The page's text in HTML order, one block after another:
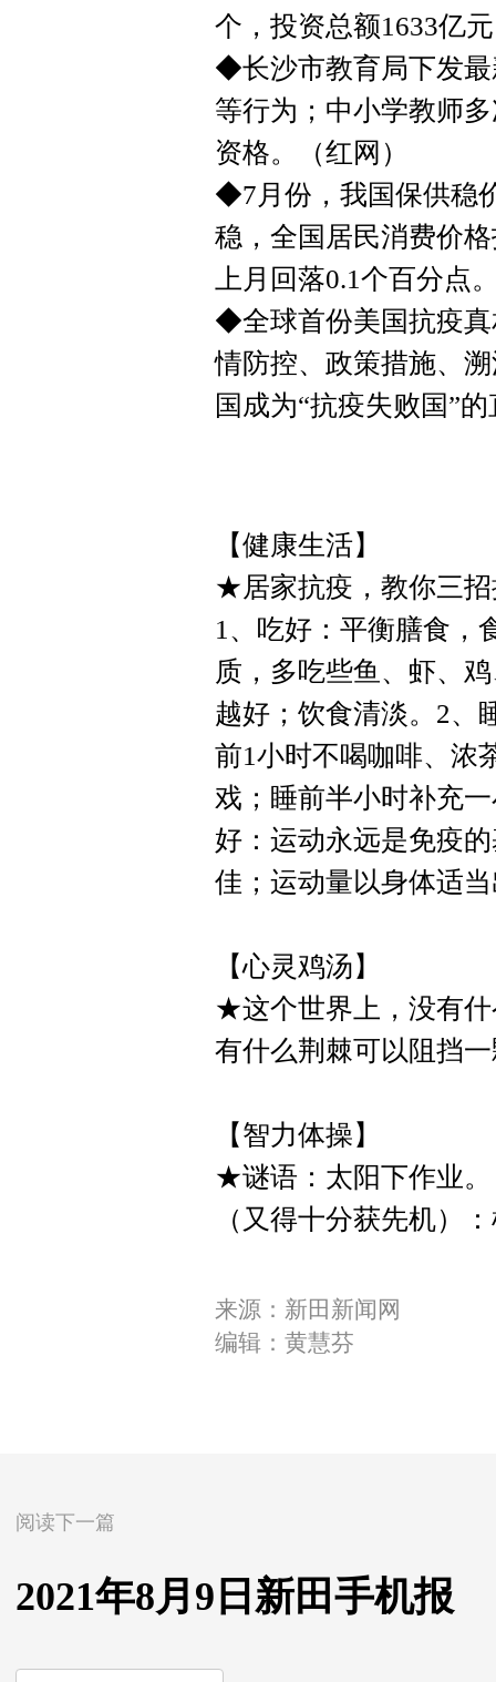
个，投资总额1633亿
◆长沙市教育局下发最
等行为；中小学教师
资格。（红网）
◆7月份，我国保供稳
稳，全国居民消费价
上月回落0.1个百分点
◆全球首份美国抗疫真
情防控、政策措施、
国成为“抗疫失败国”
【健康生活】
★居家抗疫，教你三
1、吃好：平衡膳食，
质，多吃些鱼、虾、
越好；饮食清淡。2、
前1小时不喝咖啡、浓
戏；睡前半小时补充
好：运动永远是免疫
佳；运动量以身体适
【心灵鸡汤】
★这个世界上，没有
有什么荆棘可以阻挡
【智力体操】
★谜语：太阳下作业
（又得十分获先机）
来源：新田新闻网
编辑：黄慧芬
阅读下一篇
2021年8月9日新田手机报